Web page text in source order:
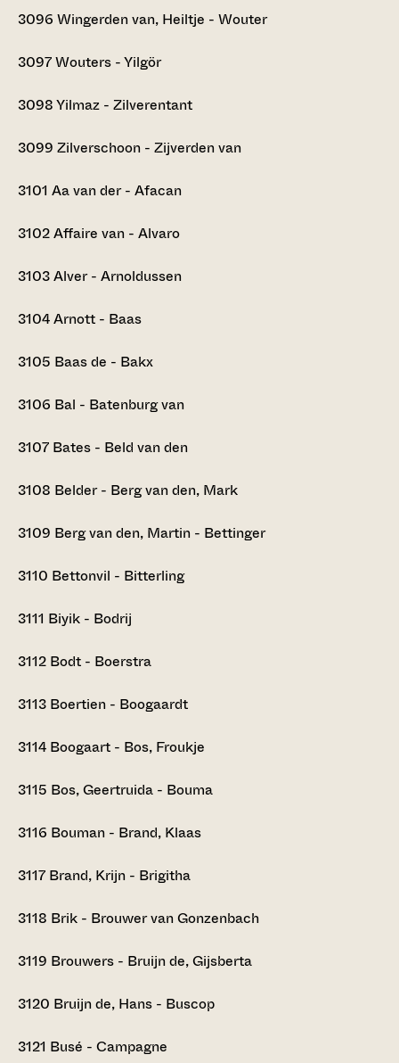
3096 Wingerden van, Heiltje - Wouter
3097Wouters - Yilgör
3098Yilmaz - Zilverentant
3099 Zilverschoon - Zijverden van
3101 Aa van der - Afacan
3102Affaire van - Alvaro
3103Alver - Arnoldussen
3104Arnott - Baas
3105 Baas de - Bakx
3106 Bal - Batenburg van
3107 Bates - Beld van den
3108 Belder - Berg van den, Mark
3109 Berg van den, Martin - Bettinger
3110 Bettonvil - Bitterling
3111 Biyik - Bodrij
3112 Bodt - Boerstra
3113 Boertien - Boogaardt
3114 Boogaart - Bos, Froukje
3115 Bos, Geertruida - Bouma
3116 Bouman - Brand, Klaas
3117 Brand, Krijn - Brigitha
3118 Brik - Brouwer van Gonzenbach
3119 Brouwers - Bruijn de, Gijsberta
3120 Bruijn de, Hans - Buscop
3121 Busé - Campagne